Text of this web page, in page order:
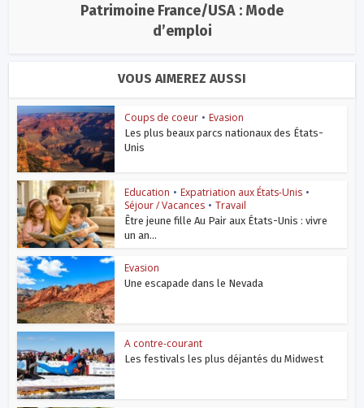
Patrimoine France/USA : Mode
d’emploi
VOUS AIMEREZ AUSSI
Coups de coeur • Evasion
Les plus beaux parcs nationaux des États-
Unis
Education • Expatriation aux États-Unis •
Séjour / Vacances • Travail
Être jeune fille Au Pair aux États-Unis : vivre
un an...
Evasion
Une escapade dans le Nevada
A contre-courant
Les festivals les plus déjantés du Midwest